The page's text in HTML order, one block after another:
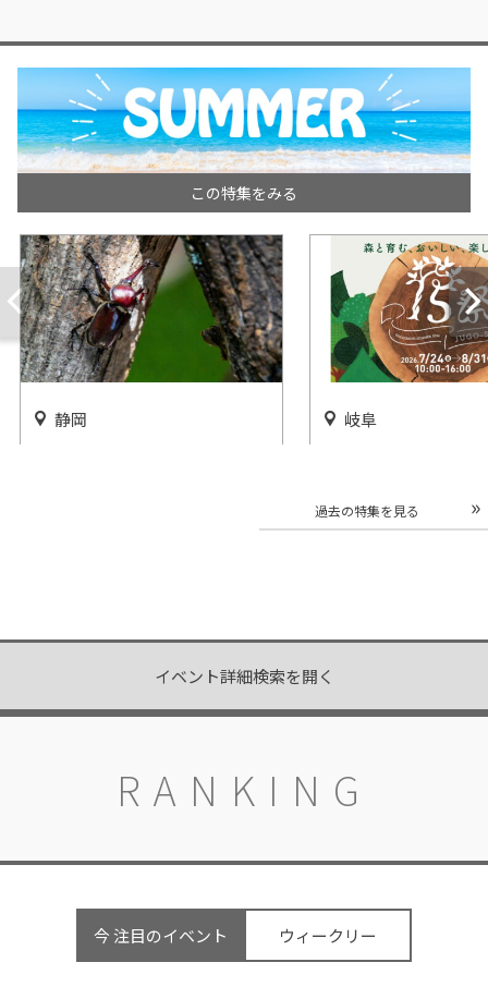
イベント詳細検索を開く
RANKING
今 注目のイベント ウィークリー
この特集をみる
静岡 岐阜
森で開催
過去の特集を見る